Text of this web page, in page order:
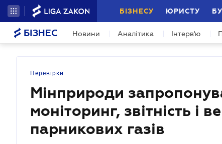
БІЗНЕСУ ЮРИСТУ
БІЗНЕС Новини Аналітика Інтерв'ю
Перевірки
Мінприроди
моніторинг, звітність і
парникових газів